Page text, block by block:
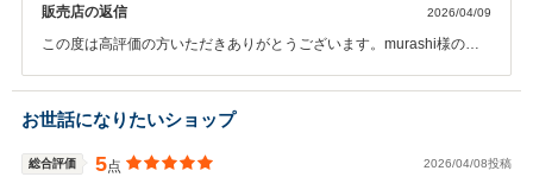
販売店の返信 2026/04/09
この度は高評価の方いただきありがとうございます。murashi様の気
のことで何かありましたら精一杯頑張りますのでお気軽にご連絡いた
だければと思います。
お世話になりたいショップ
総合評価 5点 2026/04/08投稿